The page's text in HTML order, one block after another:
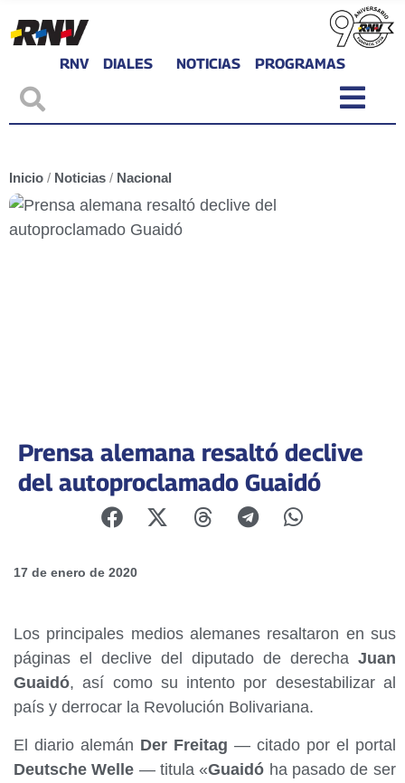
RNV DIALES NOTICIAS PROGRAMAS
Inicio / Noticias / Nacional
Prensa alemana resaltó declive
del autoproclamado Guaidó
17 de enero de 2020
Los principales medios alemanes resaltaron en sus
páginas el declive del diputado de derecha Juan
Guaidó, así como su intento por desestabilizar al
país y derrocar la Revolución Bolivariana.
El diario alemán Der Freitag — citado por el portal
Deutsche Welle — titula «Guaidó ha pasado de ser